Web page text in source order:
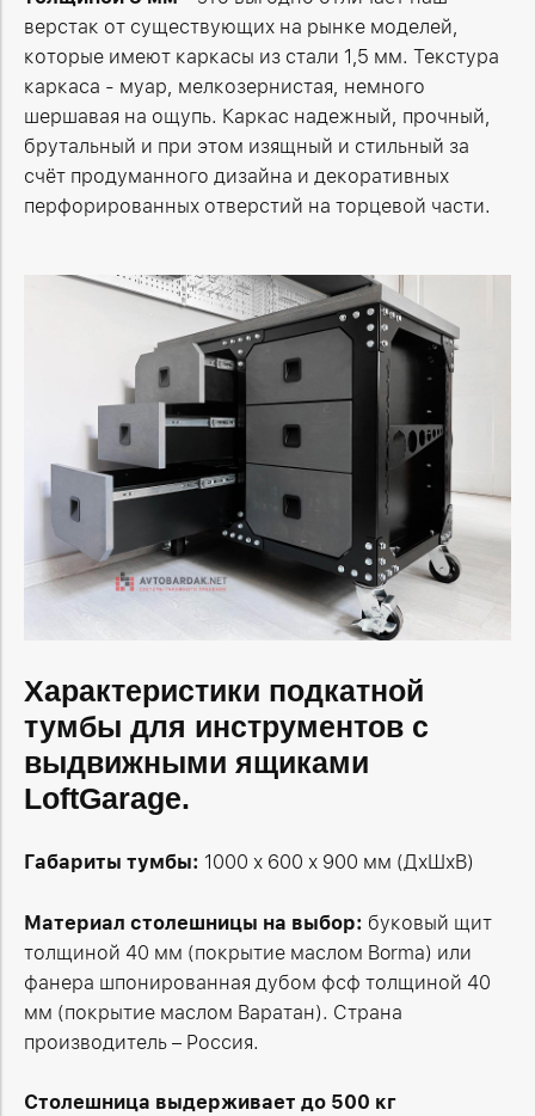
верстак от существующих на рынке моделей,
которые имеют каркасы из стали 1,5 мм. Текстура
каркаса - муар, мелкозернистая, немного
шершавая на ощупь. Каркас надежный, прочный,
брутальный и при этом изящный и стильный за
счёт продуманного дизайна и декоративных
перфорированных отверстий на торцевой части.
Характеристики подкатной
тумбы для инструментов с
выдвижными ящиками
LoftGarage.
Габариты тумбы: 1000 х 600 х 900 мм (ДхШхВ)
Материал столешницы на выбор: буковый щит
толщиной 40 мм (покрытие маслом Borma) или
фанера шпонированная дубом фсф толщиной 40
мм (покрытие маслом Варатан). Страна
производитель – Россия.
Столешница выдерживает до 500 кг